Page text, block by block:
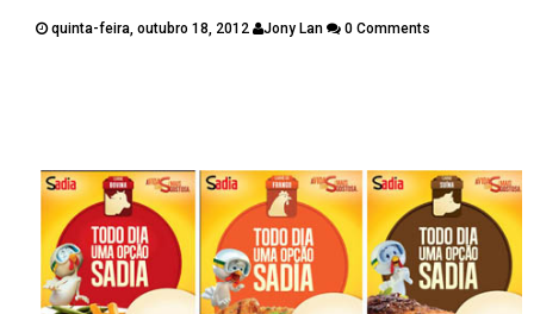
quinta-feira, outubro 18, 2012 Jony Lan 0 Comments